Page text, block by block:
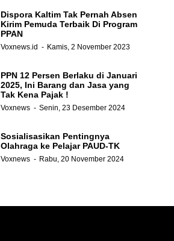
Dispora Kaltim Tak Pernah Absen
Kirim Pemuda Terbaik Di Program
PPAN
Voxnews.id Kamis, 2 November 2023
PPN 12 Persen Berlaku di Januari
2025, Ini Barang dan Jasa yang
Tak Kena Pajak !
Voxnews Senin, 23 Desember 2024
Sosialisasikan Pentingnya
Olahraga ke Pelajar PAUD-TK
Voxnews Rabu, 20 November 2024